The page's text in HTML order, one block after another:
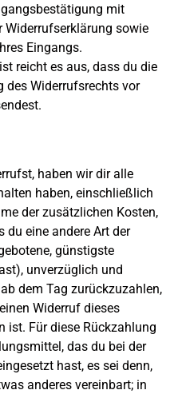
mit
sowie
Eingangs.
reicht es aus, dass du die
des Widerrufsrechts vor
haben wir dir alle
haben, einschließlich
der zusätzlichen Kosten,
du eine andere Art der
günstigste
unverzüglich und
dem Tag zurückzuzahlen,
Widerruf dieses
ist. Für diese Rückzahlung
das du bei der
hast, es sei denn,
anderes vereinbart; in